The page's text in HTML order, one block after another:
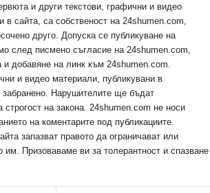
и други текстови, графични и видео
в сайта, са собственост на 24shumen.com,
друго. Допуска се публикуване на
след писмено съгласие на 24shumen.com,
и добавяне на линк към 24shumen.com.
и видео материали, публикувани в
забранено. Нарушителите ще бъдат
строгост на закона. 24shumen.com не носи
на коментарите под публикациите.
запазват правото да ограничават или
им. Призоваваме ви за толерантност и спазване